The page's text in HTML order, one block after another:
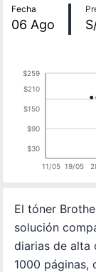
Fecha
06 Ago
11/05 19/05
$30
$90
$150
$210
$259
El tóner
solución
diarias de alta
1000